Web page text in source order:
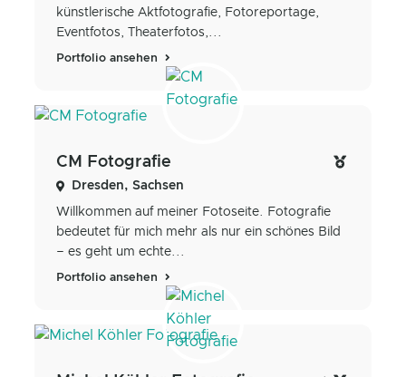
künstlerische Aktfotografie, Fotoreportage,
Eventfotos, Theaterfotos,...
Portfolio ansehen
CM Fotografie
Dresden, Sachsen
Willkommen auf meiner Fotoseite. Fotografie
bedeutet für mich mehr als nur ein schönes Bild
– es geht um echte...
Portfolio ansehen